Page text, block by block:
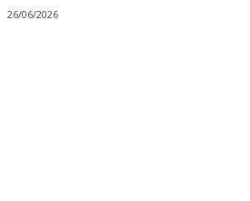
26/06/2026